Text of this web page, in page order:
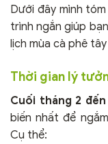
Dưới đây mình
trình ngắn giúp
lịch mùa cà phê
Thời gian lý
Cuối tháng 2
biến nhất để
Cụ thể: